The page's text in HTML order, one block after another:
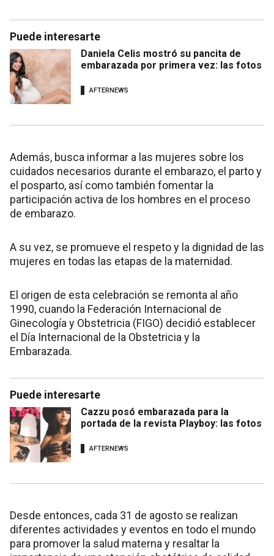
Puede interesarte
Daniela Celis mostró su pancita de
embarazada por primera vez: las fotos
AFTERNEWS
Además, busca informar a las mujeres sobre los
cuidados necesarios durante el embarazo, el parto y
el posparto, así como también fomentar la
participación activa de los hombres en el proceso
de embarazo.
A su vez, se promueve el respeto y la dignidad de las
mujeres en todas las etapas de la maternidad.
El origen de esta celebración se remonta al año
1990, cuando la Federación Internacional de
Ginecología y Obstetricia (FIGO) decidió establecer
el Día Internacional de la Obstetricia y la
Embarazada.
Puede interesarte
Cazzu posó embarazada para la
portada de la revista Playboy: las fotos
AFTERNEWS
Desde entonces, cada 31 de agosto se realizan
diferentes actividades y eventos en todo el mundo
para promover la salud materna y resaltar la